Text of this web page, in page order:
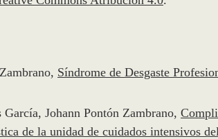
Síndrome de Desgaste
Johann Pontón Zambrano,
de la unidad de cuidados intensivos